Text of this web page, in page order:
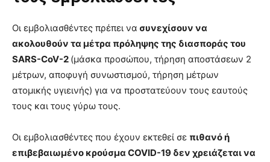
Οι εμβολιασθέντες πρέπει να συνεχίσουν να
ακολουθούν τα μέτρα πρόληψης της διασποράς του
SARS-CoV-2 (μάσκα προσώπου, τήρηση αποστάσεων 2
μέτρων, αποφυγή συνωστισμού, τήρηση μέτρων
ατομικής υγιεινής) για να προστατεύουν τους εαυτούς
τους και τους γύρω τους.
Οι εμβολιασθέντες που έχουν εκτεθεί σε πιθανό ή
επιβεβαιωμένο κρούσμα COVID-19 δεν χρειάζεται να